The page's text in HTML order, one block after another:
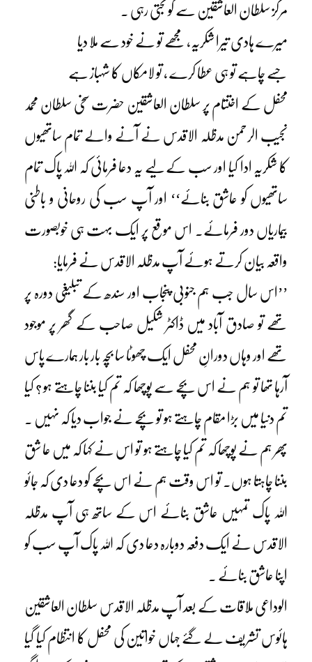
مرکز سلطان العاشقین سے گونجتی رہی ۔
میرے ہادی تیرا شکریہ، مجھے تو نے خود سے ملا دیا
جسے چاہے تو ہی عطا کرے ، تو لامکاں کا شہباز ہے
محفل کے اختتام پر سلطان العاشقین حضرت سخی سلطان محمد
نجیب الرحمن مدظلہ الاقدس نے آنے والے تمام ساتھیوں
کا شکریہ ادا کیا اور سب کے لیے یہ دعا فرمائی کہ اللہ پاک تمام
ساتھیوں کو عاشق بنائے‘‘ اور آپ سب کی روحانی و باطنی
بیماریاں دور فرمائے۔ اس موقع پر ایک بہت ہی خوبصورت
واقعہ بیان کرتے ہوئے آپ مدظلہ الاقدس نے فرمایا:
’’اس سال جب ہم جنوبی پنجاب اور سندھ کے تبلیغی دورہ پر
تھے تو صادق آباد میں ڈاکٹر شکیل صاحب کے گھر پر موجود
تھے اور وہاں دورانِ محفل ایک چھوٹا سا بچہ بار بار ہمارے پاس
آرہا تھا تو ہم نے اس بچے سے پوچھا کہ تم کیا بننا چاہتے ہو ؟ کیا
تم دنیا میں بڑا مقام چاہتے ہو تو بچے نے جواب دیا کہ نہیں ۔
پھر ہم نے پوچھا کہ تم کیا چاہتے ہو تو اس نے کہا کہ میں عا شق
بننا چاہتا ہوں۔ تو اس وقت ہم نے اس بچے کو دعا دی کہ جائو
اللہ پاک تمہیں عاشق بنائے اس کے ساتھ ہی آپ مدظلہ
الاقدس نے ایک دفعہ دوبارہ دعا دی کہ اللہ پاک آپ سب کو
اپنا عاشق بنائے ۔
الوداعی ملاقات کے بعد آپ مدظلہ الاقدس سلطان العاشقین
ہائوس تشریف لے گئے جہاں خواتین کی محفل کا انتظام کیا گیا